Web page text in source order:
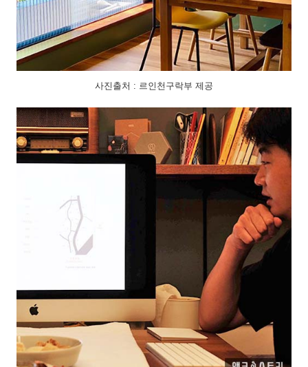
사진출처 : 르인천구락부 제공